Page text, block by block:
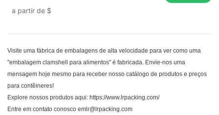
a partir de $
Visite uma fábrica de embalagens de alta velocidade para ver como uma
"embalagem clamshell para alimentos" é fabricada. Envie-nos uma
mensagem hoje mesmo para receber nosso catálogo de produtos e preços
para contêineres!
Explore nossos produtos aqui: https://www.lrpacking.com/
Entre em contato conosco emlr@lrpacking.com